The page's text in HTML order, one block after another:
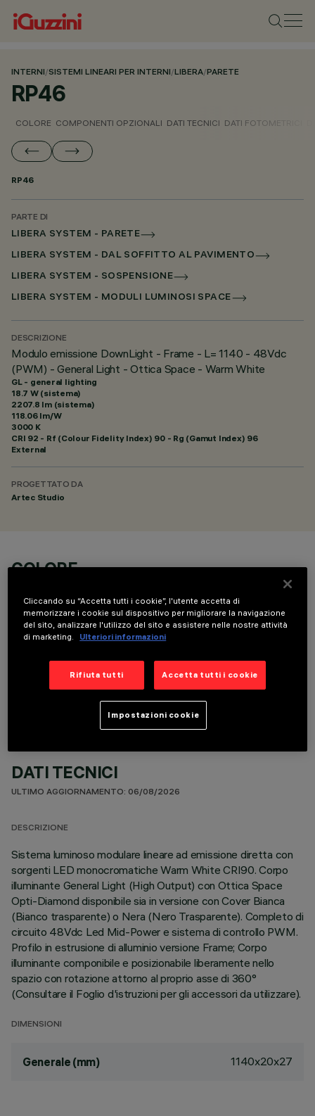
INTERNI/SISTEMI LINEARI PER INTERNI/LIBERA/PARETE
RP46
COLORE COMPONENTI OPZIONALI DATI TECNICI DATI FOTOMETRICI
RP46
PARTE DI
LIBERA SYSTEM - PARETE
LIBERA SYSTEM - DAL SOFFITTO AL PAVIMENTO
LIBERA SYSTEM - SOSPENSIONE
LIBERA SYSTEM - MODULI LUMINOSI SPACE
DESCRIZIONE
Modulo emissione DownLight - Frame - L= 1140 - 48Vdc
(PWM) - General Light - Ottica Space - Warm White
GL - general lighting
18.7 W (sistema)
2207.8 lm (sistema)
118.06 lm/W
3000 K
CRI 92 - Rf (Colour Fidelity Index) 90 - Rg (Gamut Index) 96
External
PROGETTATO DA
Artec Studio
COLORE
COMPONENTI OPZIONALI
DATI TECNICI
ULTIMO AGGIORNAMENTO: 06/08/2026
DESCRIZIONE
Sistema luminoso modulare lineare ad emissione diretta con
sorgenti LED monocromatiche Warm White CRI90. Corpo
illuminante General Light (High Output) con Ottica Space
Opti-Diamond disponibile sia in versione con Cover Bianca
(Bianco trasparente) o Nera (Nero Trasparente). Completo di
circuito 48Vdc Led Mid-Power e sistema di controllo PWM.
Profilo in estrusione di alluminio versione Frame; Corpo
illuminante componibile e posizionabile liberamente nello
spazio con rotazione attorno al proprio asse di 360°
(Consultare il Foglio d'istruzioni per gli accessori da utilizzare).
DIMENSIONI
Generale (mm) 1140x20x27
Cliccando su “Accetta tutti i cookie”, l'utente accetta di
memorizzare i cookie sul dispositivo per migliorare la navigazione
del sito, analizzare l'utilizzo del sito e assistere nelle nostre attività
di marketing.
Ulteriori informazioni
Rifiuta tutti Accetta tutti i cookie
Impostazioni cookie